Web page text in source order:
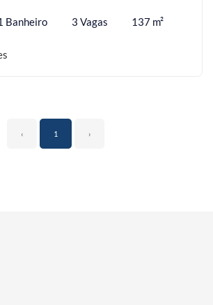
Banheiro 3 Vagas 137 m²
‹ 1 ›